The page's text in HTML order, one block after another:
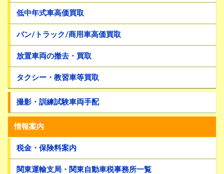
低中年式車高価買取
バン/トラック/商用車高価買取
放置車両の撤去・買取
タクシー・教習車等買取
撮影・訓練試験車両手配
情報案内
税金・保険料案内
関東運輸支局・関東自動車税事務所一覧